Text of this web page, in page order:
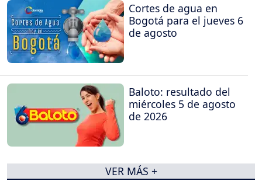
Cortes de agua en
Bogotá para el jueves 6
de agosto
Baloto: resultado del
miércoles 5 de agosto
de 2026
VER MÁS +